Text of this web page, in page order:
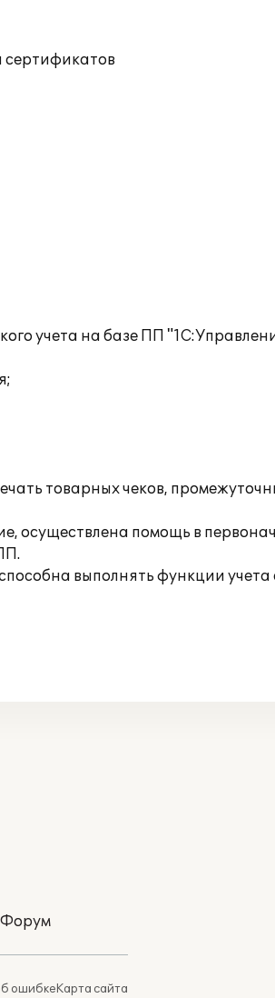
сертификатов
учета на базе ПП
товарных чеков,
осуществлена помощь в
выполнять функции
Форум
ошибкеКарта сайта